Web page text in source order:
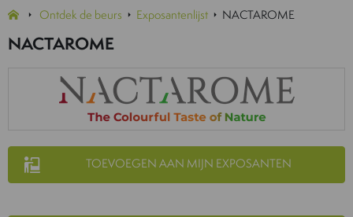
Ontdek de beurs Exposantenlijst NACTAROME
NACTAROME
TOEVOEGEN AAN MIJN EXPOSANTEN